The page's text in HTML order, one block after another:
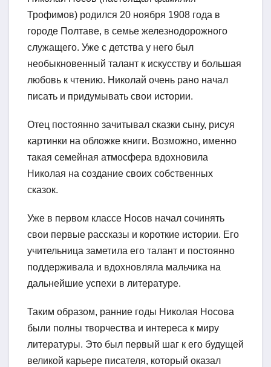
Трофимов) родился 20 ноября 1908 года в
городе Полтаве, в семье железнодорожного
служащего. Уже с детства у него был
необыкновенный талант к искусству и большая
любовь к чтению. Николай очень рано начал
писать и придумывать свои истории.
Отец постоянно зачитывал сказки сыну, рисуя
картинки на обложке книги. Возможно, именно
такая семейная атмосфера вдохновила
Николая на создание своих собственных
сказок.
Уже в первом классе Носов начал сочинять
свои первые рассказы и короткие истории. Его
учительница заметила его талант и постоянно
поддерживала и вдохновляла мальчика на
дальнейшие успехи в литературе.
Таким образом, ранние годы Николая Носова
были полны творчества и интереса к миру
литературы. Это был первый шаг к его будущей
великой карьере писателя, который оказал